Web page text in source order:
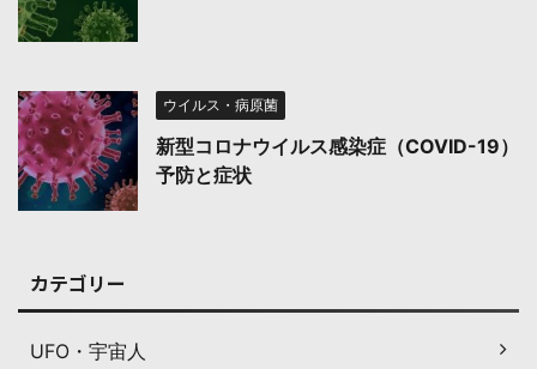
ウイルス・病原菌
新型コロナウイルス感染症（COVID-19）
予防と症状
カテゴリー
UFO・宇宙人